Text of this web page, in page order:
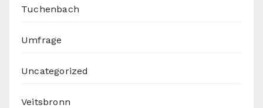
Tuchenbach
Umfrage
Uncategorized
Veitsbronn